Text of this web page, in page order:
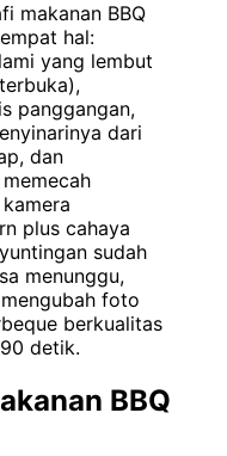
makanan BBQ
hal:
yang lembut
panggangan,
dari
dan
plus cahaya
sudah
menunggu,
foto
berkualitas
detik.
BBQ